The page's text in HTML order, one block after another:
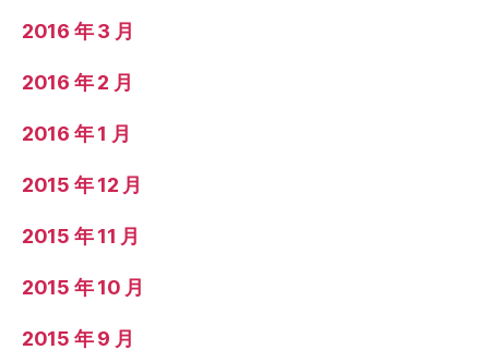
2016 年 3 月
2016 年 2 月
2016 年 1 月
2015 年 12 月
2015 年 11 月
2015 年 10 月
2015 年 9 月